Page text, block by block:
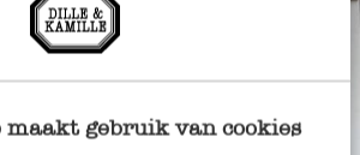
maakt gebruik van cookies